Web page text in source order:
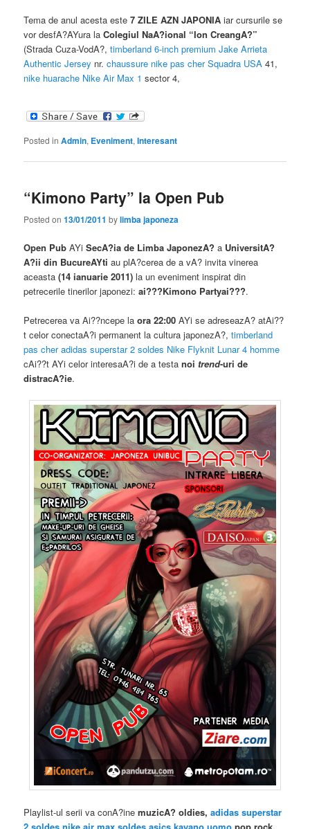
Tema de anul acesta este7 ZILE AZN JAPONIA iar cursurile se
vor desfA?AYura laColegiul NaA?ional “Ion CreangA?”
(Strada Cuza-VodA?,timberland 6-inch premium Jake Arrieta
Authentic Jersey nr.chaussure nike pas cher Squadra USA 41,
nike huarache Nike Air Max 1 sector 4,
Posted in Admin, Eveniment,Interesant
“Kimono Party” la Open Pub
Posted on13/01/2011 bylimba japoneza
Open Pub AYiSecA?ia de Limba JaponezA?a UniversitA?
A?ii din BucureAYti au plA?cerea de a vA? invita vinerea
aceasta(14 ianuarie 2011) la un eveniment inspirat din
petrecerile tinerilor japonezi:ai???Kimono Partyai???.
Petrecerea va Ai??ncepe laora 22:00 AYi se adreseazA? atAi??
t celor conectaA?i permanent la cultura japonezA?,timberland
pas cher adidas superstar 2 soldes Nike Flyknit Lunar 4 homme
cAi??t AYi celor interesaA?i de a testanoi trend-uri de
distracA?ie.
Playlist-ul serii va conA?inemuzicA? oldies,adidas superstar